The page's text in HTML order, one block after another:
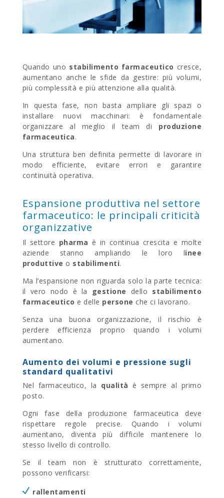
Quando uno stabilimento farmaceutico cresce,
aumentano anche le sfide da gestire: più volumi,
più complessità e più attenzione alla qualità.
In questa fase, non basta ampliare gli spazi o
installare nuovi macchinari: è fondamentale
organizzare al meglio il team di produzione
farmaceutica.
Una struttura ben definita permette di lavorare in
modo efficiente, evitare errori e garantire
continuità operativa.
Espansione produttiva nel settore
farmaceutico: le principali criticità
organizzative
Il settore pharma è in continua crescita e molte
aziende stanno ampliando le loro linee
produttive o stabilimenti.
Ma l’espansione non riguarda solo la parte tecnica:
il vero nodo è la
gestione dello stabilimento
farmaceutico e delle persone che ci lavorano.
Senza una buona organizzazione, il rischio è
perdere efficienza proprio quando i volumi
aumentano.
Aumento dei volumi e pressione sugli
standard qualitativi
Nel farmaceutico, la qualità è sempre al primo
posto.
Ogni fase della produzione farmaceutica deve
rispettare regole precise. Quando i volumi
aumentano, diventa più difficile mantenere lo
stesso livello di controllo.
Se il team non è strutturato correttamente,
possono verificarsi:
rallentamenti